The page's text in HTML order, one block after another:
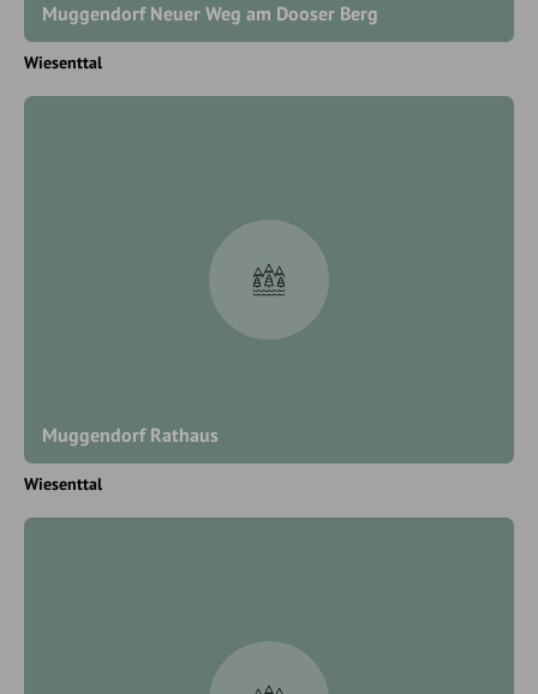
Muggendorf Neuer Weg am Dooser Berg
Wiesenttal
Muggendorf Rathaus
Wiesenttal